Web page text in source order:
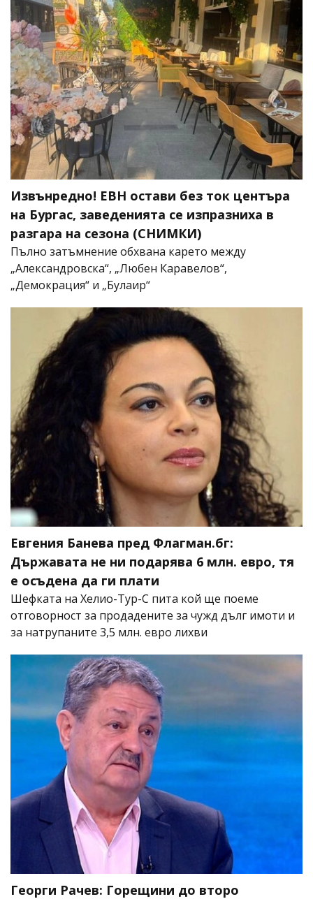
Извънредно! ЕВН остави без ток центъра
на Бургас, заведенията се изпразниха в
разгара на сезона (СНИМКИ)
Пълно затъмнение обхвана карето между
„Александровска“, „Любен Каравелов“,
„Демокрация“ и „Булаир“
Евгения Банева пред Флагман.бг:
Държавата не ни подарява 6 млн. евро, тя
е осъдена да ги плати
Шефката на Хелио-Тур-С пита кой ще поеме
отговорност за продадените за чужд дълг имоти и
за натрупаните 3,5 млн. евро лихви
Георги Рачев: Горещини до второ